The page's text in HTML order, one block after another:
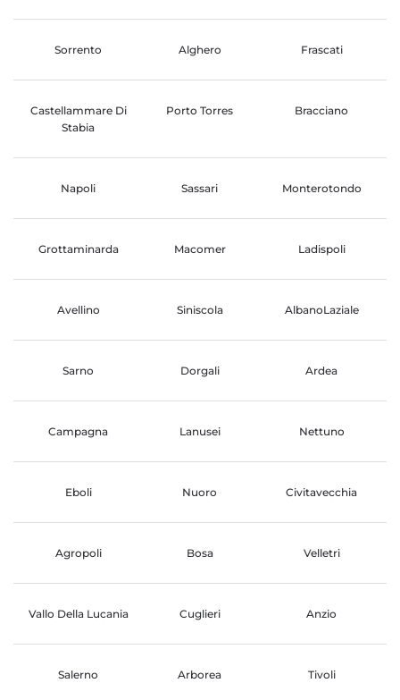
Sorrento Alghero Frascati
Castellammare Di
Stabia
Porto Torres Bracciano
Napoli Sassari Monterotondo
Grottaminarda Macomer Ladispoli
Avellino Siniscola AlbanoLaziale
Sarno Dorgali Ardea
Campagna Lanusei Nettuno
Eboli Nuoro Civitavecchia
Agropoli Bosa Velletri
Vallo Della Lucania Cuglieri Anzio
Salerno Arborea Tivoli